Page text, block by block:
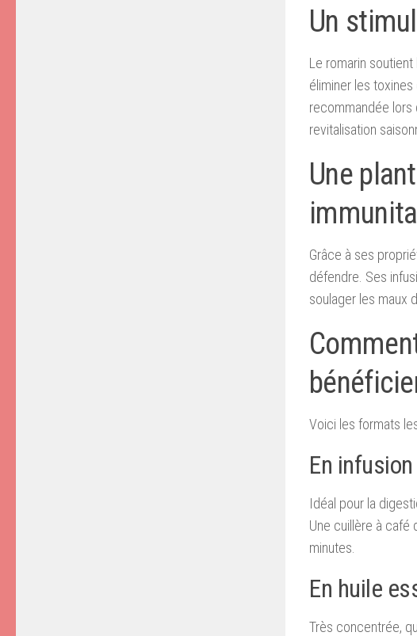
Un
Le romarin
éliminer les
recommandée
revitalisation
Une
Grâce à ses
défendre. Ses
soulager les maux
Voici les formats
En infusion
Idéal pour la
Une cuillère à café
minutes.
En huile
Très concentrée,